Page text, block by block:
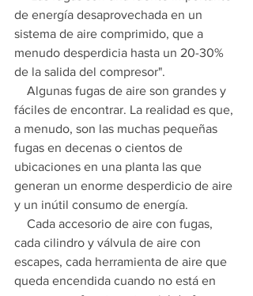
de energía desaprovechada en un
sistema de aire comprimido, que a
menudo desperdicia hasta un 20-30%
de la salida del compresor".
fáciles de encontrar. La realidad es que,
a menudo, son las muchas pequeñas
fugas en decenas o cientos de
ubicaciones en una planta las que
generan un enorme desperdicio de aire
y un inútil consumo de energía.
cada cilindro y válvula de aire con
escapes, cada herramienta de aire que
queda encendida cuando no está en